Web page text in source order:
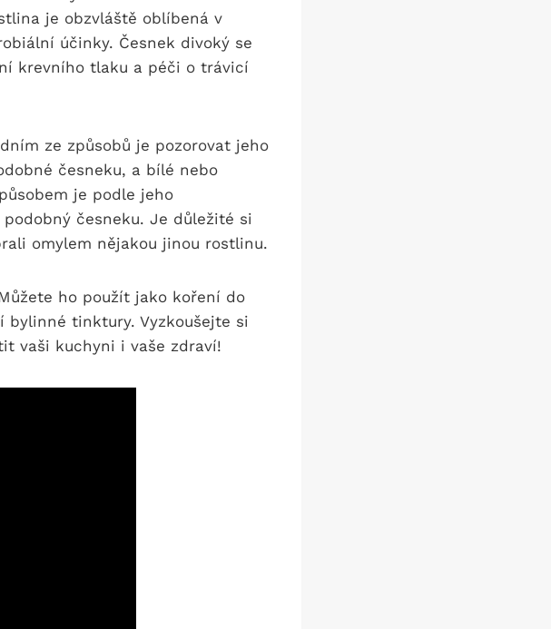
je​ obzvláště oblíbená v
účinky. Česnek divoký se
krevního tlaku ⁢a péči o trávicí
‌ze způsobů je pozorovat jeho‌
česneku, a bílé nebo
je podle jeho⁢
česneku. Je důležité si
omylem⁤ nějakou jinou⁣ rostlinu.
ho použít jako koření do
tinktury. Vyzkoušejte si
‍vaši kuchyni i vaše zdraví!